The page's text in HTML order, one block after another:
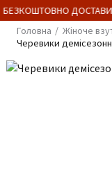
Головна
Жіноче
Черевики